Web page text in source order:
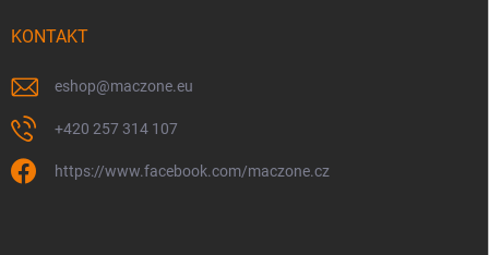
KONTAKT
eshop@maczone.eu
+420 257 314 107
https://www.facebook.com/maczone.cz